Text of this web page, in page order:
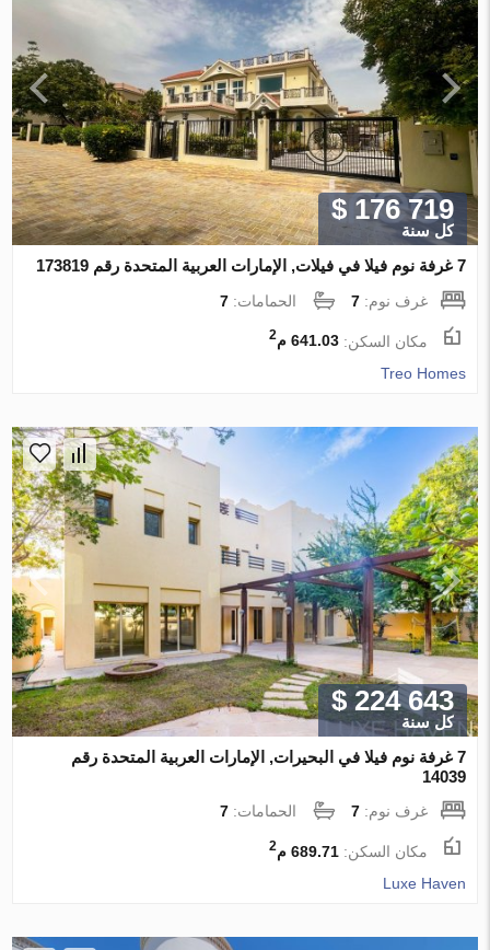
$ 176 719
كل سنة
7 غرفة نوم فيلا في فيلات, الإمارات العربية المتحدة رقم 173819
غرف نوم:7 الحمامات:7
مكان السكن:641.03 م 2
Treo Homes
$ 224 643
كل سنة
7 غرفة نوم فيلا في البحيرات, الإمارات العربية المتحدة رقم
14039
غرف نوم:7 الحمامات:7
مكان السكن:689.71 م 2
Luxe Haven